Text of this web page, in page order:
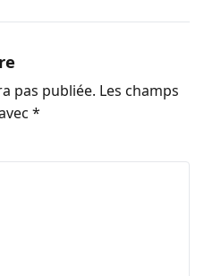
pas publiée. Les champs
*